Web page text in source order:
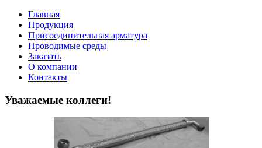
Главная
Продукция
Присоединительная арматура
Проводимые среды
Заказать
О компании
Контакты
Уважаемые коллеги!